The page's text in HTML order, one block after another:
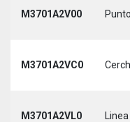
M3701A2V00 Punto
M3701A2VC0
M3701A2VL0 Linea